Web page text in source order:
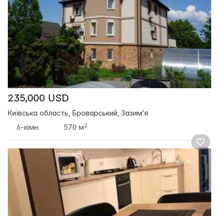
235,000 USD
Київська область, Броварський, Зазим’я
6-кімн.
570 м2